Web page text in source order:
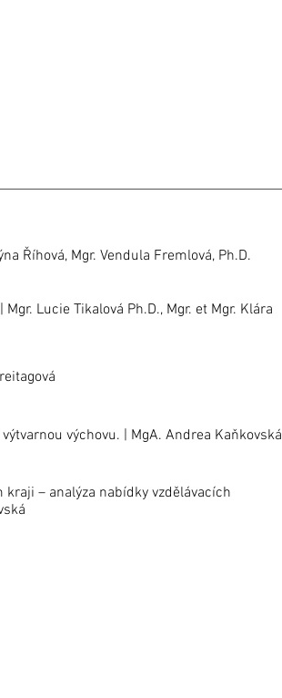
výchovu. | MgA. Andrea Kaňkovská
Říhová, Mgr. Vendula Fremlová, Ph.D.
Lucie Tikalová Ph.D., Mgr. et Mgr. Klára
– analýza nabídky vzdělávacích